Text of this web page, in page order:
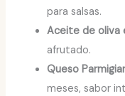
para salsas.
Aceite de oliva
afrutado.
Queso
meses, sabor